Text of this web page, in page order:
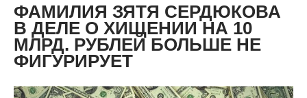
ФАМИЛИЯ ЗЯТЯ СЕРДЮКОВА
В ДЕЛЕ О ХИЩЕНИИ НА 10
МЛРД. РУБЛЕЙ БОЛЬШЕ НЕ
ФИГУРИРУЕТ